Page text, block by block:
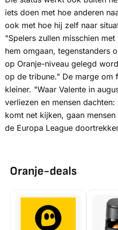
iets doen met hoe anderen
ook met hoe hij zelf naar
"Spelers zullen misschien
hem omgaan, tegenstanders
op Oranje-niveau gelegd
op de tribune." De marge om
kleiner. "Waar Valente in
verliezen en mensen dachten:
komt net kijken, gaan
de Europa League
Oranje-deals